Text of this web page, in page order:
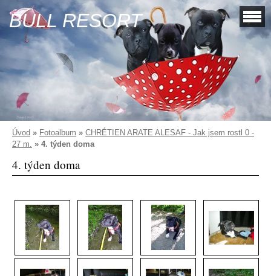
BULL RESORT
Úvod » Fotoalbum » CHRÉTIEN ARATE ALESAF - Jak jsem rostl 0 -
27 m. » 4. týden doma
4. týden doma